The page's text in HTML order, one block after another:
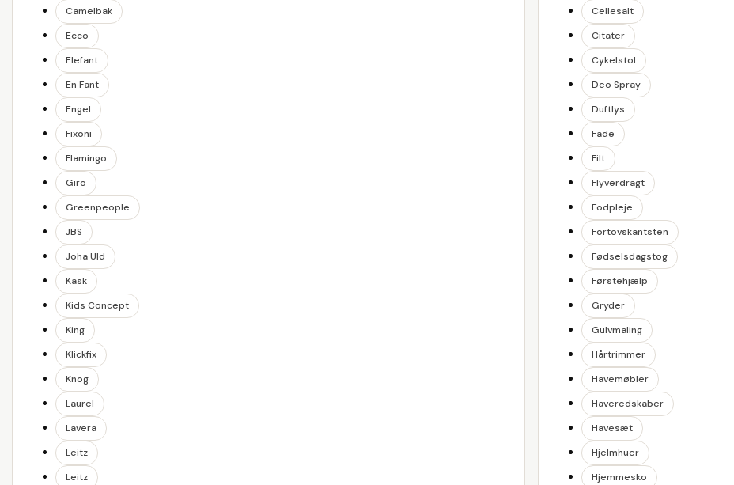
Camelbak
Ecco
Elefant
En Fant
Engel
Fixoni
Flamingo
Giro
Greenpeople
JBS
Joha Uld
Kask
Kids Concept
King
Klickfix
Knog
Laurel
Lavera
Leitz
Leitz
Cellesalt
Citater
Cykelstol
Deo Spray
Duftlys
Fade
Filt
Flyverdragt
Fodpleje
Fortovskantsten
Fødselsdagstog
Førstehjælp
Gryder
Gulvmaling
Hårtrimmer
Havemøbler
Haveredskaber
Havesæt
Hjelmhuer
Hjemmesko